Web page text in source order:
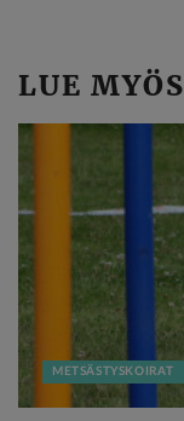
LUE MYÖS
METSÄSTYSKOIRAT